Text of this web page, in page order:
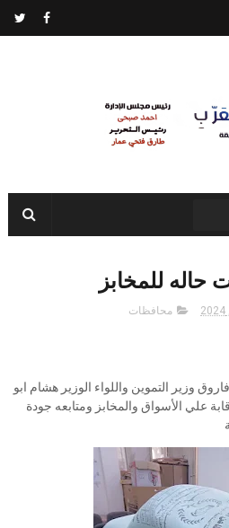
محافظات
وزير التموين واللواء الوزير هشام ابو
علي الأسواق والمخابز ومتابعه جودة